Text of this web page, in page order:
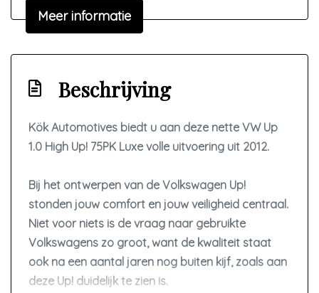
Interieur
Bestuurdersstoel in hoogte verstelbaar
Passagiersstoel in hoogte verstelbaar
Stuur verstelbaar
Stuurbekrachtiging snelheidsafhankelijk
Voorstoelen verwarmd
Webasto standkachel
Meer informatie
Beschrijving
Kök Automotives biedt u aan deze nette VW Up
1.0 High Up! 75PK Luxe volle uitvoering uit 2012.
Bij het ontwerpen van de Volkswagen Up!
stonden jouw comfort en jouw veiligheid centraal.
Niet voor niets is de vraag naar gebruikte
Volkswagens zo groot, want de kwaliteit staat
ook na een aantal jaren nog buiten kijf, zoals aan
deze Up! duidelijk te zien is.